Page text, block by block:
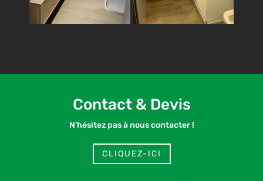
Contact & Devis
N’hésitez pas à nous contacter !
CLIQUEZ-ICI